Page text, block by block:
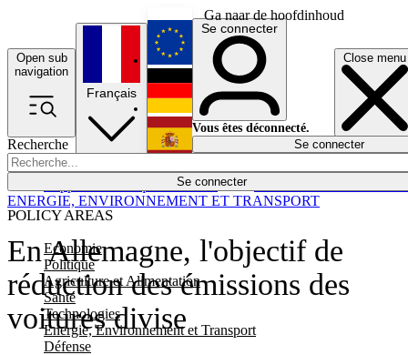
Ga naar de hoofdinhoud
Open sub
navigation
Close menu
Recherche
Se connecter
POLICY AREAS
Economie
Politique
Agriculture et Alimentation
Santé
Technologies
Energie, Environnement et Transport
Défense
Économie
Français
English
Deutsch
Español
Se connecter
Vous êtes déconnecté.
Se connecter
En Allemagne, l'objectif de
réduction des émissions des
voitures divise
ENERGIE, ENVIRONNEMENT ET TRANSPORT